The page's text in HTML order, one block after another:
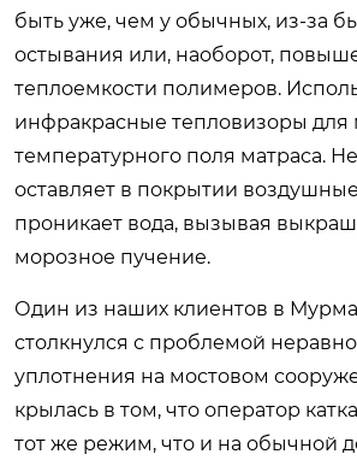
быть уже, чем у обычных, из-за
остывания или, наоборот,
теплоемкости полимеров.
инфракрасные тепловизоры для
температурного поля матраса.
оставляет в покрытии
проникает вода, вызывая
морозное пучение.
Один из наших клиентов в
столкнулся с проблемой
уплотнения на мостовом
крылась в том, что оператор
тот же режим, что и на обычной